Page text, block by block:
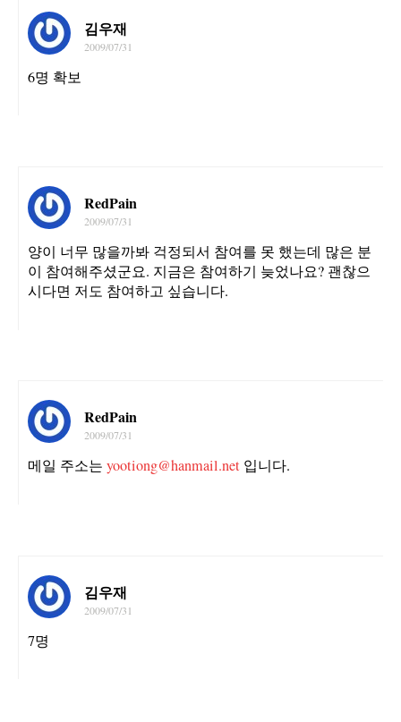
김우재
2009/07/31
6명 확보
RedPain
2009/07/31
양이 너무 많을까봐 걱정되서 참여를 못 했는데 많은 분
이 참여해주셨군요. 지금은 참여하기 늦었나요? 괜찮으
시다면 저도 참여하고 싶습니다.
RedPain
2009/07/31
메일 주소는 yootiong@hanmail.net 입니다.
김우재
2009/07/31
7명